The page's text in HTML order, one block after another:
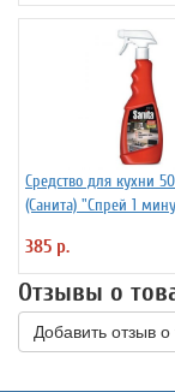
Средство для кухни
(Санита) "Спрей 1
385 р.
Отзывы о
Добавить отзыв о